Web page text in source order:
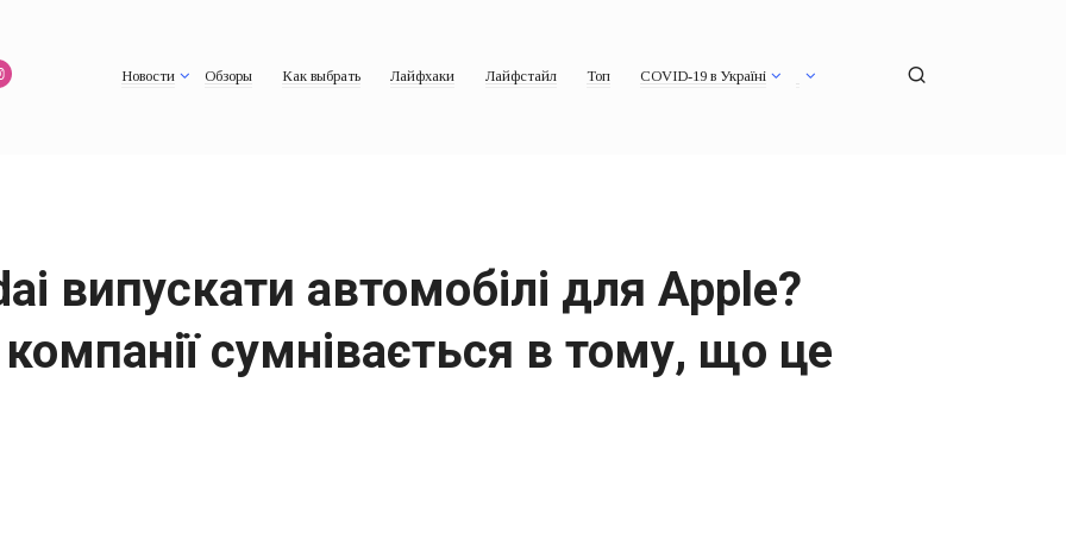
Новости Обзоры Как выбрать Лайфхаки Лайфстайл Топ COVID-19 в Україні
випускати автомобілі для Apple?
сумнівається в тому, що це